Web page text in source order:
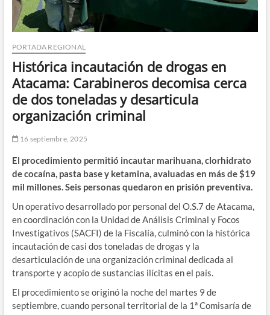
PORTADA REGIONAL
Histórica incautación de drogas en
Atacama: Carabineros decomisa cerca
de dos toneladas y desarticula
organización criminal
16 septiembre, 2025
El procedimiento permitió incautar marihuana, clorhidrato
de cocaína, pasta base y ketamina, avaluadas en más de $19
mil millones. Seis personas quedaron en prisión preventiva.
Un operativo desarrollado por personal del O.S.7 de Atacama,
en coordinación con la Unidad de Análisis Criminal y Focos
Investigativos (SACFI) de la Fiscalía, culminó con la histórica
incautación de casi dos toneladas de drogas y la
desarticulación de una organización criminal dedicada al
transporte y acopio de sustancias ilícitas en el país.
El procedimiento se originó la noche del martes 9 de
septiembre, cuando personal territorial de la 1ª Comisaría de